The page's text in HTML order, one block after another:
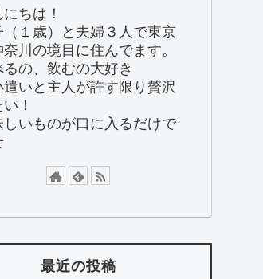
ちは！
（１歳）と夫婦３人で東京
奈川の境目に住んでます。
の、飲むの大好き
遣いと主人が許す限り贅沢
！
しいものが口に入るだけで
最近の投稿